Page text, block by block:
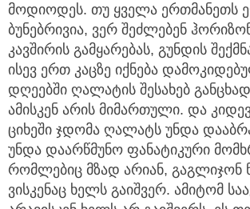
მოდიოდეს. თუ ყველა ერთმანეთს
ბუნებრივია, ვერ შეძლებენ
კავშირის გამყარებას, გუნდის
ისევ ერთ კაცზე იქნება
დღეებში ღალატის შესახებ
ამისკენ არის მიმართული. და
ციხეში ჯდომა ღალატს უნდა
უნდა დაარწმუნო ფანატიკური
რომლებიც მზად არიან, გაგლიჯონ
ვისკენაც ხელს გაიშვერ. ამიტომ